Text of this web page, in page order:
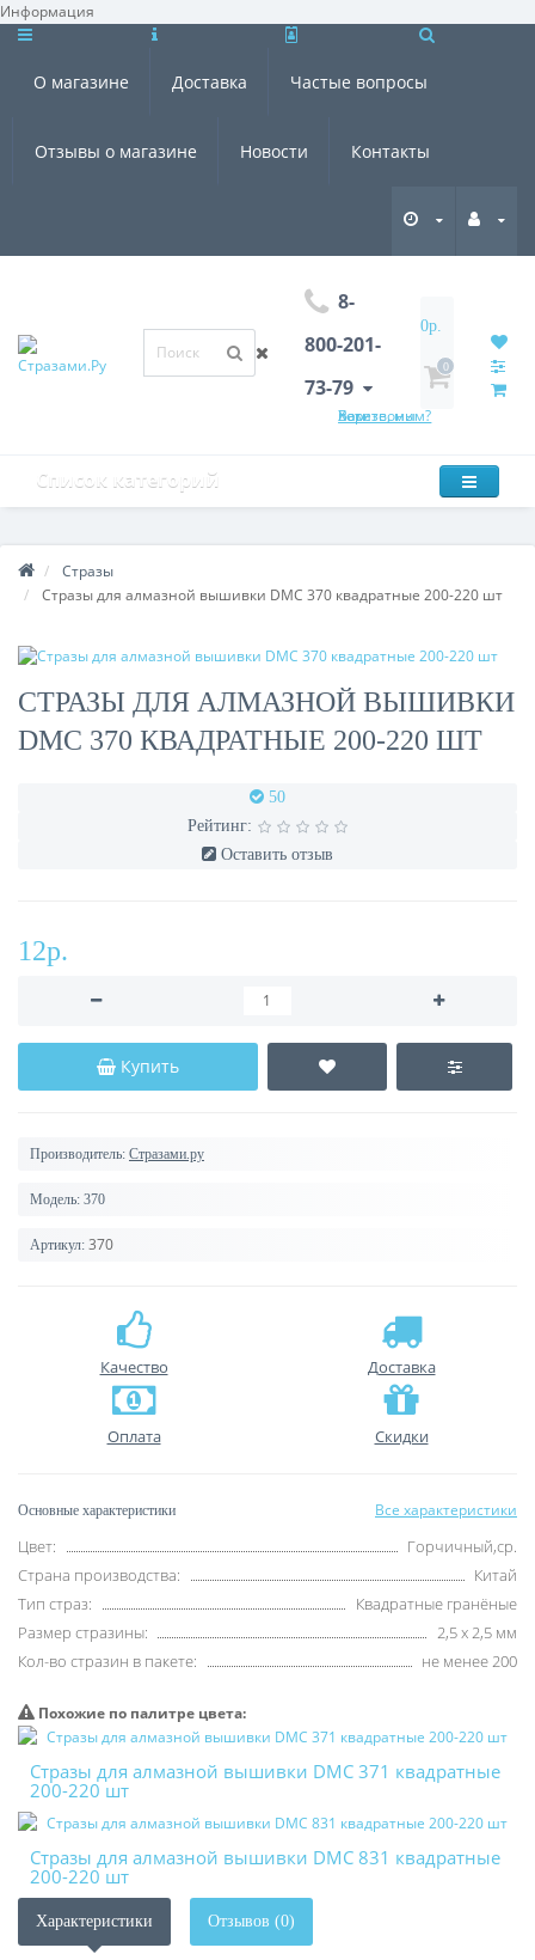
Информация ×
О магазине Доставка Частые вопросы
Отзывы о магазине Новости Контакты
8-
800-201-
73-79
Хотите, мы Вам перезвоним?
0р.
0
Список категорий
Стразы
Стразы для алмазной вышивки DMC 370 квадратные 200-220 шт
СТРАЗЫ ДЛЯ АЛМАЗНОЙ ВЫШИВКИ
DMC 370 КВАДРАТНЫЕ 200-220 ШТ
50
Рейтинг:
Оставить отзыв
12р.
Купить
Производитель: Стразами.ру
Модель: 370
Артикул: 370
Качество Доставка
Оплата Скидки
Основные характеристики Все характеристики
Цвет:
Горчичный,ср.
Страна производства:
Китай
Тип страз:
Квадратные гранёные
Размер стразины:
2,5 х 2,5 мм
Кол-во стразин в пакете:
не менее 200
Похожие по палитре цвета:
Стразы для алмазной вышивки DMC 371 квадратные
200-220 шт
Стразы для алмазной вышивки DMC 831 квадратные
200-220 шт
Характеристики Отзывов (0)